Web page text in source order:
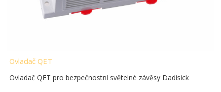
Ovladač QET
Ovladač QET pro bezpečnostní světelné závěsy Dadisick